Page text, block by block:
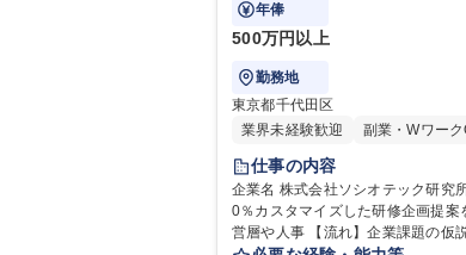
年俸
500万円以上
勤務地
東京都千代田区
業界未経験歓迎
副業・Wワー
仕事の内容
企業名 株式会社ソシオテック研究所 求人名 【コンサルティング営業】大手企業の組織変革を支援！企業向けの研修企画営業 仕事の内容 企業の組織課題をヒアリン
0％カスタマイズした研修企画提
営層や人事 【流れ】企業課題の仮説構築→顧客に課題ヒアリング※1人あたり担当は約20社→課題解決に向けた研修・施策の企画提案→受注後は詳細設計/講師・開発チーム